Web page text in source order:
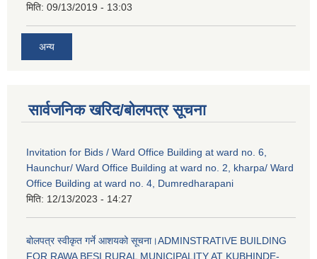
मिति: 09/13/2019 - 13:03
अन्य
सार्वजनिक खरिद/बोलपत्र सूचना
Invitation for Bids / Ward Office Building at ward no. 6,
Haunchur/ Ward Office Building at ward no. 2, kharpa/ Ward
Office Building at ward no. 4, Dumredharapani
मिति: 12/13/2023 - 14:27
बोलपत्र स्वीकृत गर्ने आशयको सूचना।ADMINSTRATIVE BUILDING
FOR RAWA BESI RURAL MUNICIPALITY AT KUBHINDE-